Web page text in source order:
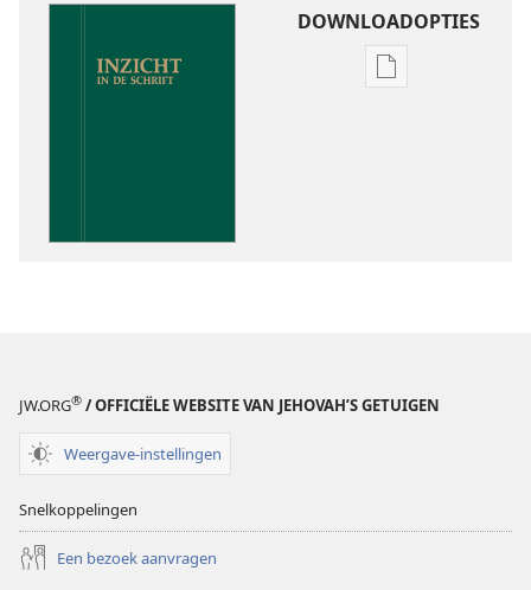
DOWNLOADOPTIES
JW.ORG® / OFFICIËLE WEBSITE VAN JEHOVAH’S GETUIGEN
Weergave-instellingen
Snelkoppelingen
Een bezoek aanvragen